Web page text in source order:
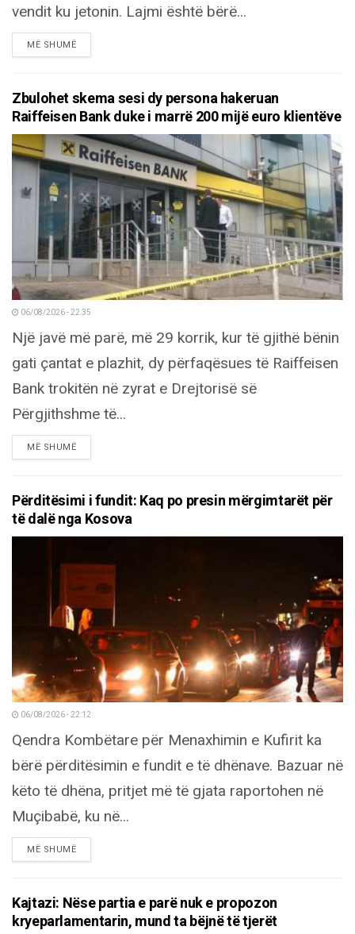
vendit ku jetonin. Lajmi është bërë...
MË SHUMËDETAILS
Zbulohet skema sesi dy persona hakeruan
Raiffeisen Bank duke i marrë 200 mijë euro klientëve
06/08/2026 - 22:35
Një javë më parë, më 29 korrik, kur të gjithë bënin
gati çantat e plazhit, dy përfaqësues të Raiffeisen
Bank trokitën në zyrat e Drejtorisë së
Përgjithshme të...
MË SHUMËDETAILS
Përditësimi i fundit: Kaq po presin mërgimtarët për
të dalë nga Kosova
06/08/2026 - 22:12
Qendra Kombëtare për Menaxhimin e Kufirit ka
bërë përditësimin e fundit e të dhënave. Bazuar në
këto të dhëna, pritjet më të gjata raportohen në
Muçibabë, ku në...
MË SHUMËDETAILS
Kajtazi: Nëse partia e parë nuk e propozon
kryeparlamentarin, mund ta bëjnë të tjerët